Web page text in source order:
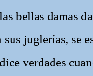
bellas damas
sus juglerías, se
verdades